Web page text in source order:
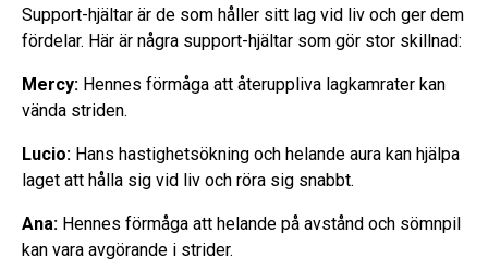
Support-hjältar är de som håller sitt lag vid liv och ger dem
fördelar. Här är några support-hjältar som gör stor skillnad:
Mercy: Hennes förmåga att återuppliva lagkamrater kan
vända striden.
Lucio: Hans hastighetsökning och helande aura kan hjälpa
laget att hålla sig vid liv och röra sig snabbt.
Ana: Hennes förmåga att helande på avstånd och sömnpil
kan vara avgörande i strider.